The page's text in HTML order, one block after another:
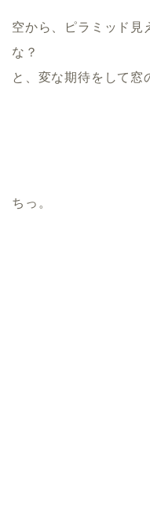
空から、ピラミッド見
な？
と、変な期待をして窓
ちっ。